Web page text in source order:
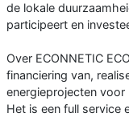
de lokale
participeert en
Over ECONNETIC
financiering van,
energieprojecten voor
Het is een full service